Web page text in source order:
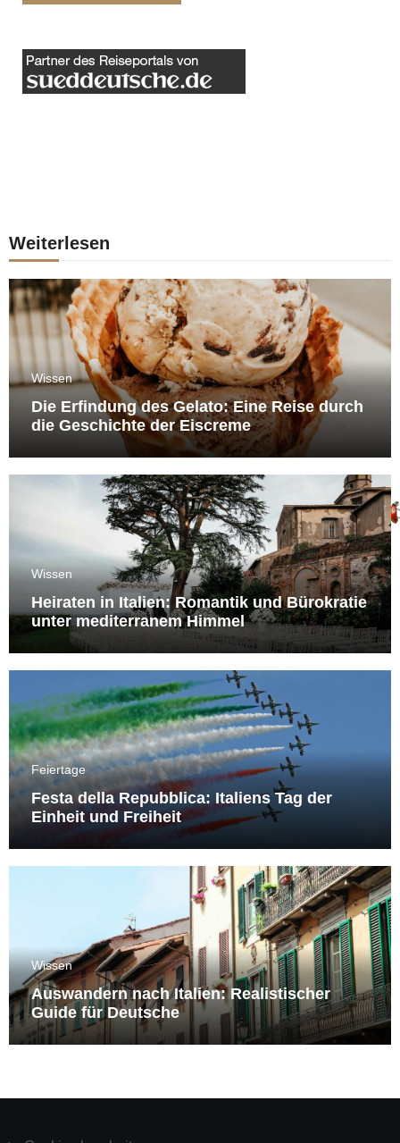
Weiterlesen
Wissen
Die Erfindung des Gelato: Eine Reise durch
die Geschichte der Eiscreme
Wissen
Heiraten in Italien: Romantik und Bürokratie
unter mediterranem Himmel
Feiertage
Festa della Repubblica: Italiens Tag der
Einheit und Freiheit
Wissen
Auswandern nach Italien: Realistischer
Guide für Deutsche